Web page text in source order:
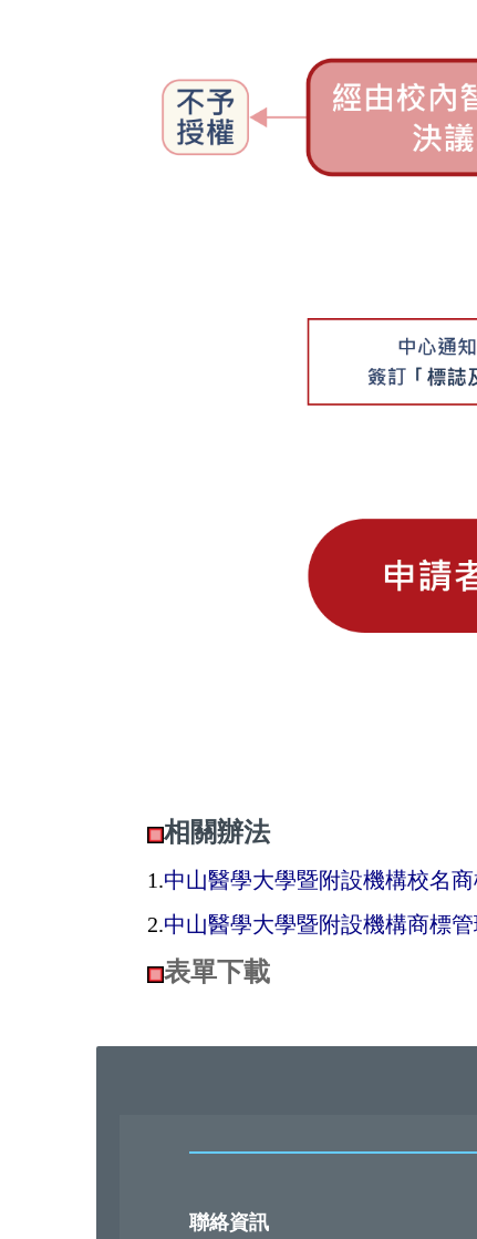
相關辦法
1.中山醫學大學暨附設機構校名
2.中山醫學大學暨附設機構商標
表單下載
聯絡資訊